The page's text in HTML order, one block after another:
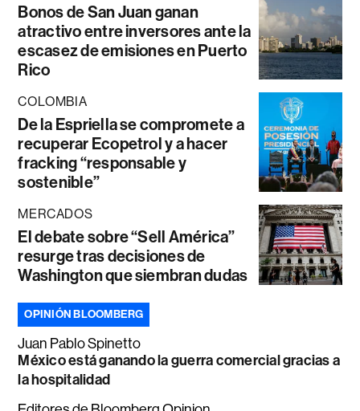
Bonos de San Juan ganan
atractivo entre inversores ante la
escasez de emisiones en Puerto
Rico
COLOMBIA
De la Espriella se compromete a
recuperar Ecopetrol y a hacer
fracking “responsable y
sostenible”
MERCADOS
El debate sobre “Sell América”
resurge tras decisiones de
Washington que siembran dudas
OPINIÓN BLOOMBERG
Juan Pablo Spinetto
México está ganando la guerra comercial gracias a
la hospitalidad